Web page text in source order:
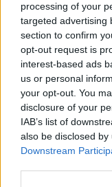
processing of your
targeted advertising
section to confirm
opt-out request is
interest-based ads
us or personal
your opt-out. You
disclosure of your
IAB’s list of
also be disclosed
Downstream
Την Κυριακή 26
ξαναζήσουμε το πιο
χρόνο: θα γυρίσουμε
"εξοικονομήσουμε